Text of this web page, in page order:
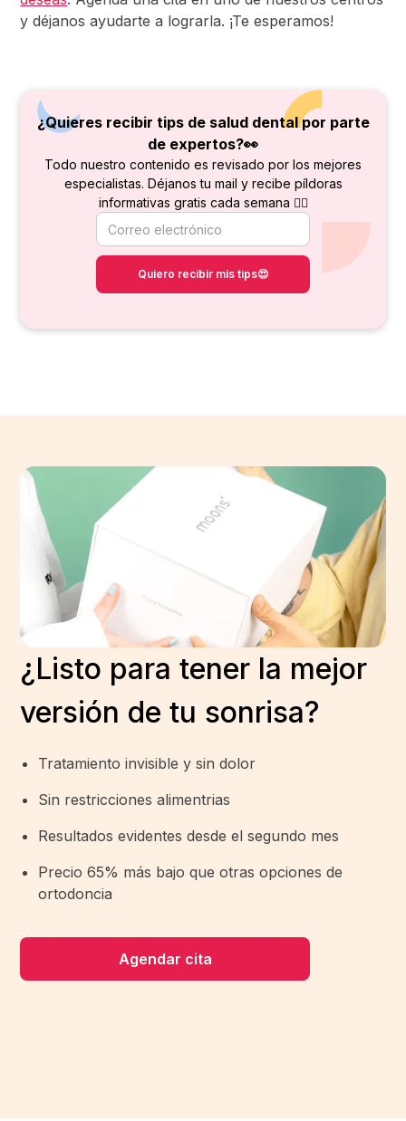
y déjanos ayudarte a lograrla. ¡Te esperamos!
¿Quieres recibir tips de salud dental por parte
de expertos?👀
Todo nuestro contenido es revisado por los mejores
especialistas. Déjanos tu mail y recibe píldoras
informativas gratis cada semana 👇🏻
¿Listo para tener la mejor
versión de tu sonrisa?
Tratamiento invisible y sin dolor
Sin restricciones alimentrias
Resultados evidentes desde el segundo mes
Precio 65% más bajo que otras opciones de
ortodoncia
Agendar cita